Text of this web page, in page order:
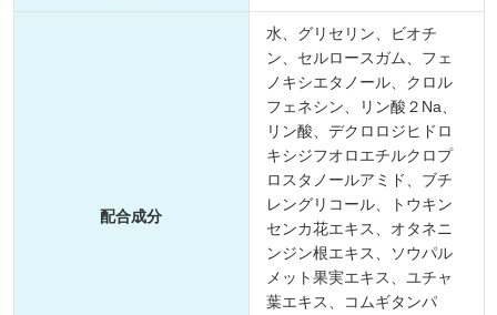
配合成分
水、グリセリン、ビオチ
ン、セルロースガム、フェ
ノキシエタノール、クロル
フェネシン、リン酸２Na、
リン酸、デクロロジヒドロ
キシジフオロエチルクロプ
ロスタノールアミド、ブチ
レングリコール、トウキン
センカ花エキス、オタネニ
ンジン根エキス、ソウパル
メット果実エキス、ユチャ
葉エキス、コムギタンパ